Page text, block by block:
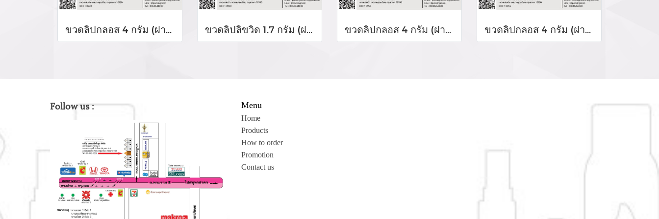
ขวดลิปกลอส 4 กรัม (ฝาสีดำเงา) ขวดลิปลิขวิด 1.7 กรัม (ฝาสีขาว) ขวดลิปกลอส 4 กรัม (ฝาสีโรสโกล์ด) ขวดลิปกลอส 4 กรัม (ฝาสีเงิน)
Follow us : Menu
Home
Products
How to order
Promotion
Contact us